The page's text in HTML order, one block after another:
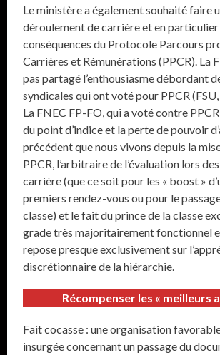
Le ministère a également souhaité faire
déroulement de carrière et en particulier
conséquences du Protocole Parcours
Carrières et Rémunérations (PPCR). La
pas partagé l’enthousiasme débordant
syndicales qui ont voté pour PPCR
La FNEC FP-FO, qui a voté contre
du point d’indice et la perte de pouvoir
précédent que nous vivons depuis la
PPCR, l’arbitraire de l’évaluation lors
carrière (que ce soit pour les « boost »
premiers rendez-vous ou pour le
classe) et le fait du prince de la classe
grade très majoritairement fonctionnel
repose presque exclusivement sur
discrétionnaire de la hiérarchie.
Récompenser les « meilleurs
Fait cocasse : une organisation favorable
insurgée concernant un passage du